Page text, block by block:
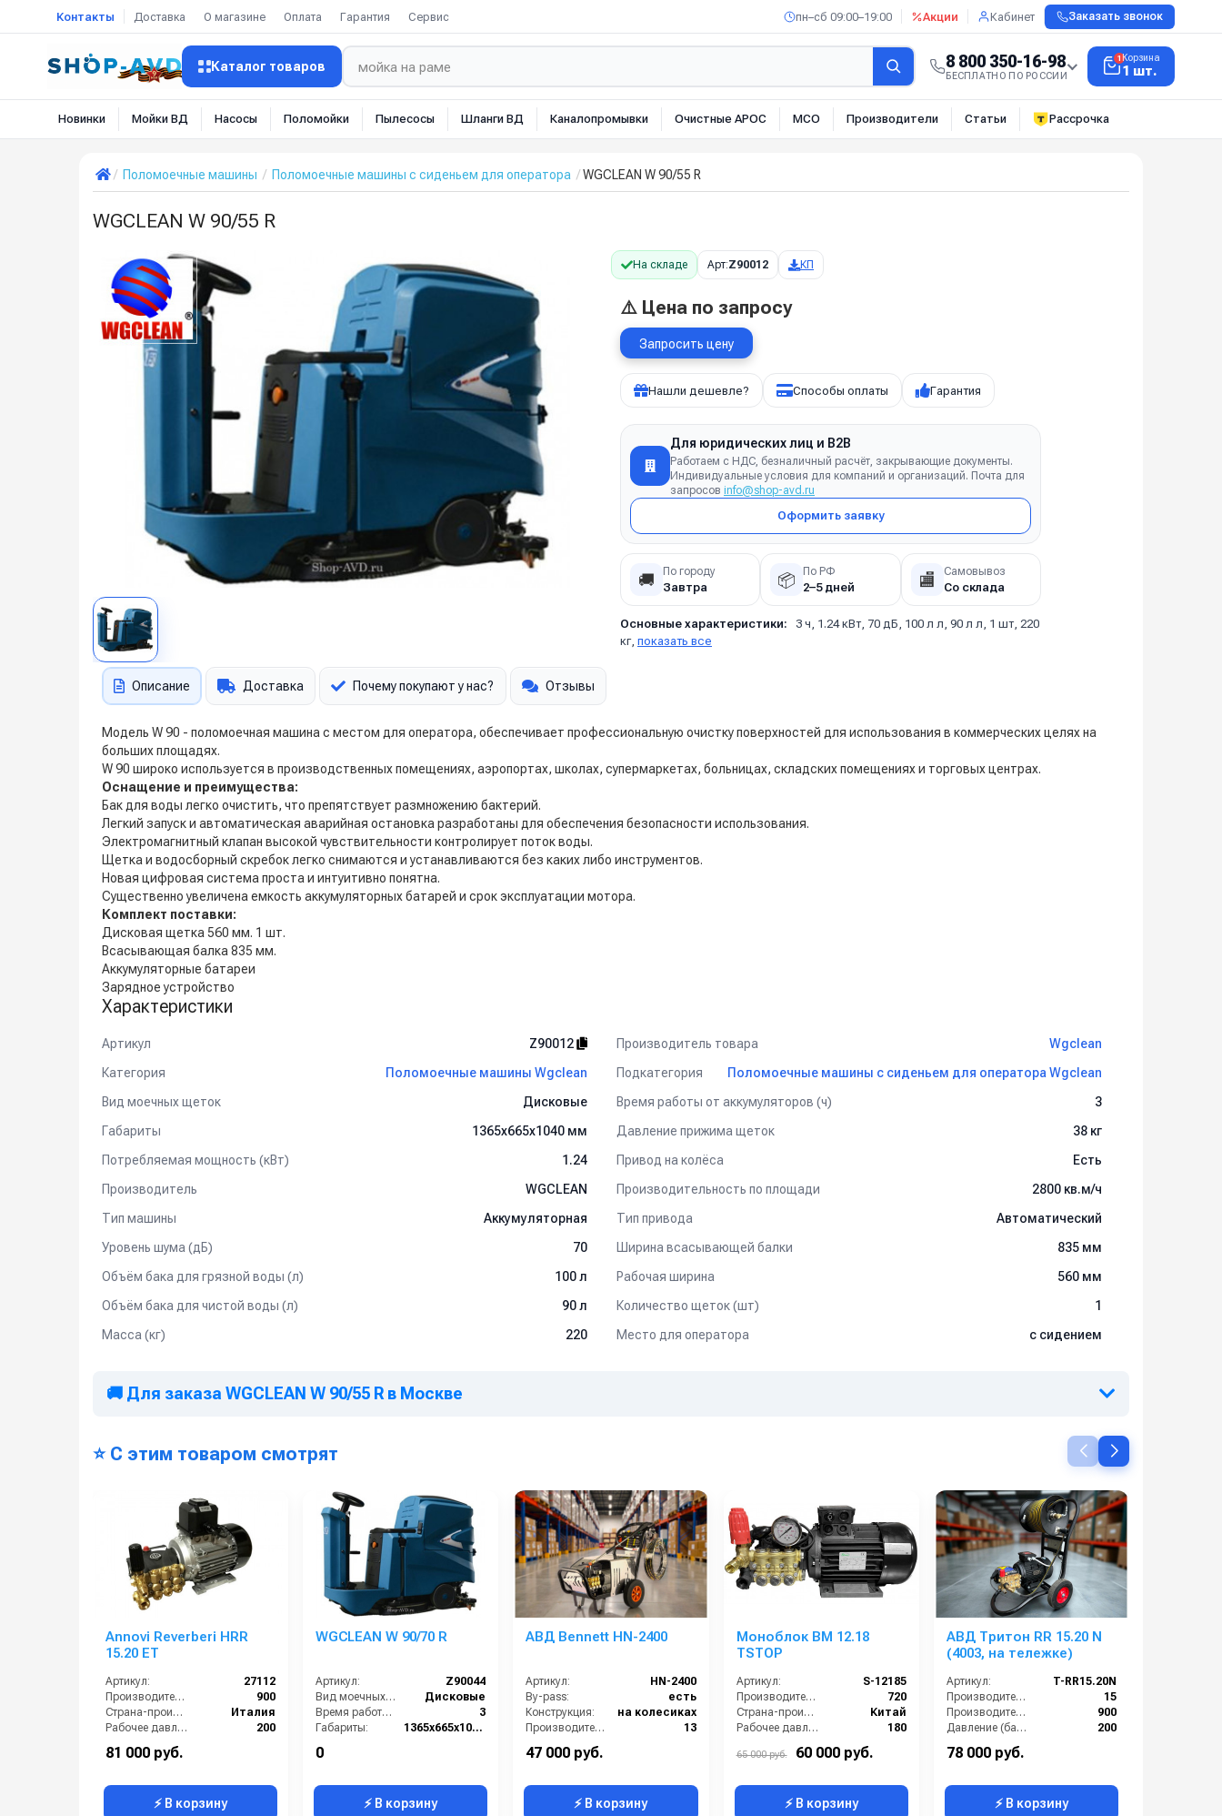
Контакты Доставка О магазине Оплата Гарантия Сервис пн–сб 09:00–19:00 Акции Кабинет Заказать звонок
Каталог товаров 8 800 350-16-98
БЕСПЛАТНО ПО РОССИИ
1 Корзина
1 шт.
Новинки Мойки ВД Насосы Поломойки Пылесосы Шланги ВД Каналопромывки Очистные АРОС МСО Производители Статьи Рассрочка
Поломоечные машины Поломоечные машины с сиденьем для оператора WGCLEAN W 90/55 R
WGCLEAN W 90/55 R
На складе Арт:Z90012 КП
⚠️ Цена по запросу
Запросить цену
Нашли дешевле? Способы оплаты Гарантия
Для юридических лиц и B2B
Работаем с НДС, безналичный расчёт, закрывающие документы.
Индивидуальные условия для компаний и организаций. Почта для
запросов info@shop-avd.ru
Оформить заявку
🚚 По городу
Завтра 📦 По РФ
2–5 дней 🏬 Самовывоз
Со склада
Основные характеристики:
3 ч, 1.24 кВт, 70 дБ, 100 л л, 90 л л, 1 шт, 220
кг, показать все
Описание Доставка Почему покупают у нас? Отзывы
Модель W 90 - поломоечная машина с местом для оператора, обеспечивает профессиональную очистку поверхностей для использования в коммерческих целях на
больших площадях.
W 90 широко используется в производственных помещениях, аэропортах, школах, супермаркетах, больницах, складских помещениях и торговых центрах.
Оснащение и преимущества:
Бак для воды легко очистить, что препятствует размножению бактерий.
Легкий запуск и автоматическая аварийная остановка разработаны для обеспечения безопасности использования.
Электромагнитный клапан высокой чувствительности контролирует поток воды.
Щетка и водосборный скребок легко снимаются и устанавливаются без каких либо инструментов.
Новая цифровая система проста и интуитивно понятна.
Существенно увеличена емкость аккумуляторных батарей и срок эксплуатации мотора.
Комплект поставки:
Дисковая щетка 560 мм. 1 шт.
Всасывающая балка 835 мм.
Аккумуляторные батареи
Зарядное устройство
Характеристики
Артикул Z90012 Производитель товара
Wgclean
Категория
Поломоечные машины Wgclean Подкатегория
Поломоечные машины с сиденьем для оператора Wgclean
Вид моечных щеток
Дисковые Время работы от аккумуляторов (ч)
3
Габариты
1365х665х1040 мм Давление прижима щеток
38 кг
Потребляемая мощность (кВт)
1.24 Привод на колёса
Есть
Производитель
WGCLEAN Производительность по площади
2800 кв.м/ч
Тип машины
Аккумуляторная Тип привода
Автоматический
Уровень шума (дБ)
70 Ширина всасывающей балки
835 мм
Объём бака для грязной воды (л)
100 л Рабочая ширина
560 мм
Объём бака для чистой воды (л)
90 л Количество щеток (шт)
1
Масса (кг)
220 Место для оператора с сидением
🚚 Для заказа WGCLEAN W 90/55 R в Москве
⭐ С этим товаром смотрят
Annovi Reverberi HRR
15.20 ET
Артикул:
27112
Производительность (л/ч):
900
Страна-производитель:
Италия
Рабочее давление (бар):
200
Мощность (кВт):
Электропитание (В):
81 000 руб.
⚡ В корзину
WGCLEAN W 90/70 R
Артикул:
Z90044
Вид моечных щеток:
Дисковые
Время работы от аккумуляторов (ч):
3
Габариты:
1365х665х1040 мм
0
⚡ В корзину
АВД Bennett HN-2400
Артикул:
HN-2400
By-pass:
есть
Конструкция:
на колесиках
Производительность (л/мин):
13
Давление (бар):
Рамная тележка:
47 000 руб.
⚡ В корзину
Моноблок BM 12.18
TSTOP
Артикул:
S-12185
Производительность (л/ч):
720
Страна-производитель:
Китай
Рабочее давление (бар):
180
Электропитание (В):
65 000 руб. 60 000 руб.
⚡ В корзину
АВД Тритон RR 15.20 N
(4003, на тележке)
Артикул:
T-RR15.20N
Производительность (л/мин):
15
Производительность (л/ч):
900
Давление (бар):
200
Напряжение (В):
Страна-производитель:
78 000 руб.
⚡ В корзину